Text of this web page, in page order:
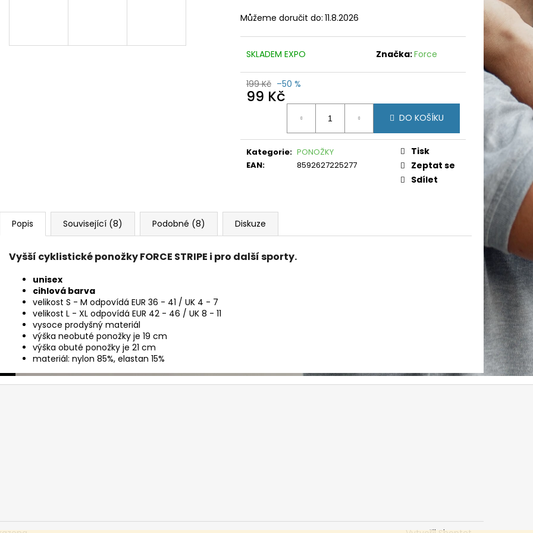
Můžeme doručit do: 11.8.2026
SKLADEM EXPO Značka:Force
199 Kč –50 %
99 Kč
DO KOŠÍKU
Kategorie: PONOŽKY
EAN: 8592627225277
Tisk
Zeptat se
Sdílet
Popis Související (8) Podobné (8) Diskuze
Vyšší cyklistické ponožky FORCE STRIPE i pro další sporty.
unisex
cihlová barva
velikost S - M odpovídá EUR 36 - 41 / UK 4 - 7
velikost L - XL odpovídá EUR 42 - 46 / UK 8 - 11
vysoce prodyšný materiál
výška neobuté ponožky je 19 cm
výška obuté ponožky je 21 cm
materiál: nylon 85%, elastan 15%